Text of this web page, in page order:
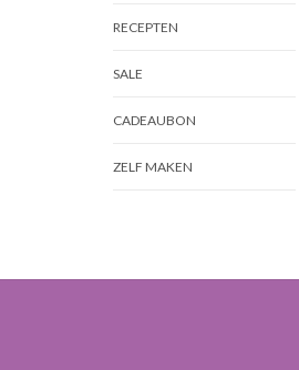
RECEPTEN
SALE
CADEAUBON
ZELF MAKEN